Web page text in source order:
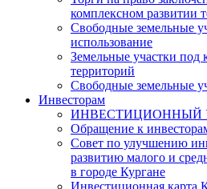
комплексном развитии
Свободные земельные
использование
Земельные участки под
территорий
Свободные земельные
Инвесторам
ИНВЕСТИЦИОННЫЙ
Обращение к
Совет по улучшению
развитию малого и
в городе Кургане
Инвестиционная карта